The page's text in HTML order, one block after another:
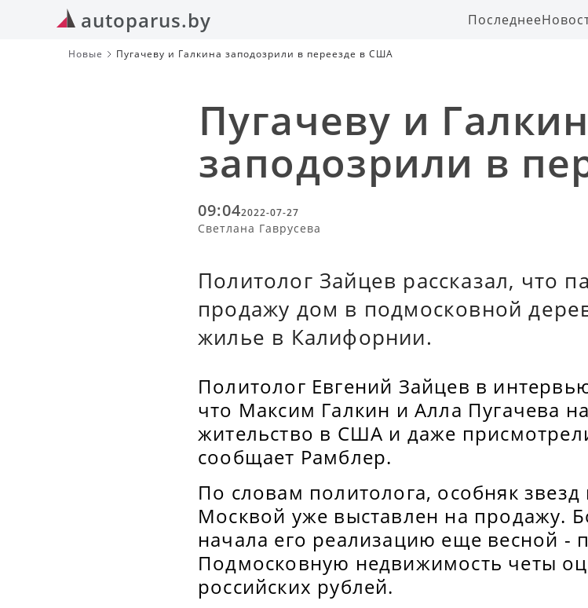
autoparus.by Последнее
Новые Пугачеву и Галкина заподозрили в переезде в США
Пугачеву и
заподозрили в
09:042022-07-27
Светлана Гаврусева
Политолог Зайцев рассказал, что
продажу дом в подмосковной
жилье в Калифорнии.
Политолог Евгений Зайцев в интервью
что Максим Галкин и Алла Пугачева
жительство в США и даже
сообщает Рамблер.
По словам политолога, особняк
Москвой уже выставлен на продажу.
начала его реализацию еще весной -
Подмосковную недвижимость четы
российских рублей.